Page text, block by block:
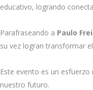
educativo, logrando
Parafraseando a Paulo
su vez logran transformar
Este evento es un
nuestro futuro.